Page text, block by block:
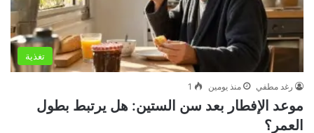
تغذية
رغد مطفي منذ يومين 1
موعد الإفطار بعد سن الستين: هل يرتبط بطول
العمر؟